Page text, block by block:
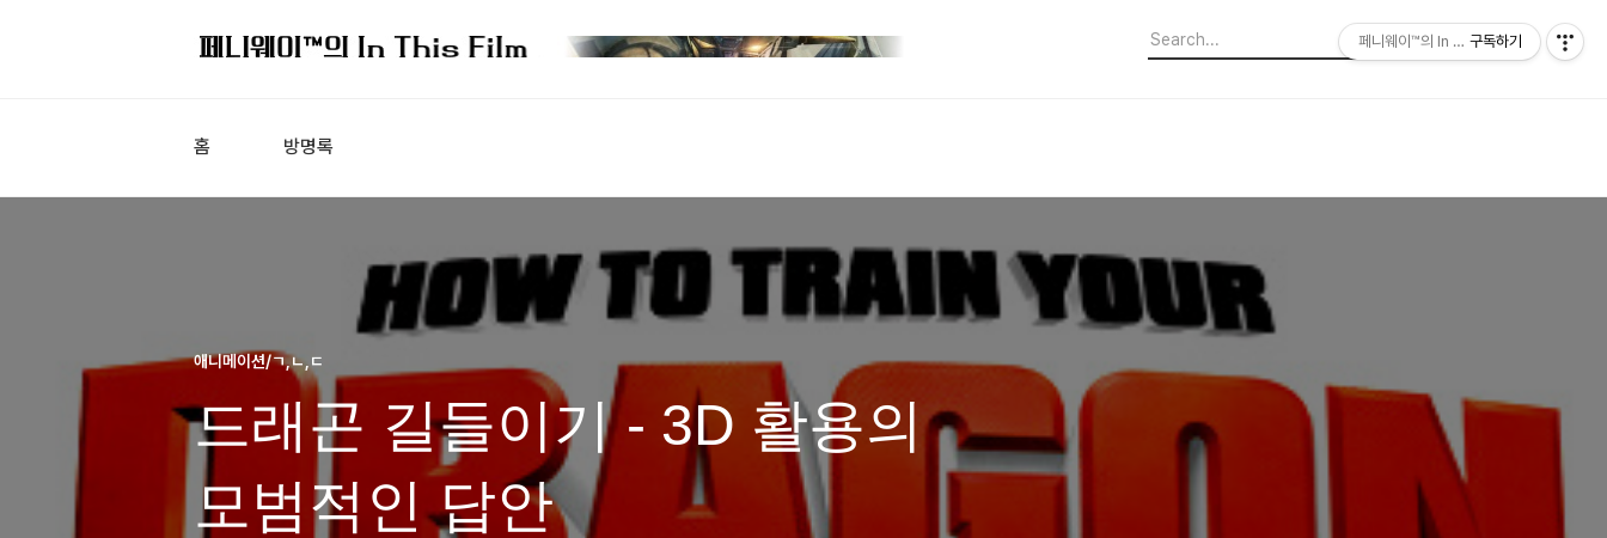
홈 방명록
애니메이션/ㄱ,ㄴ,ㄷ
드래곤 길들이기 - 3D 활용의
모범적인 답안
페니웨이™의 In This Film
구독하기